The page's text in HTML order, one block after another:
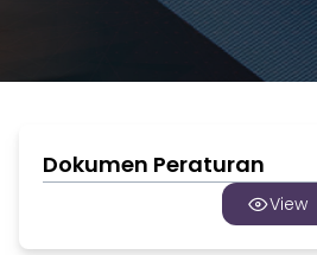
Dokumen Peraturan
View